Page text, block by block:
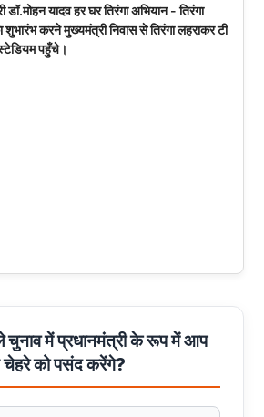
डॉ.मोहन यादव हर घर तिरंगा अभियान - तिरंगा
शुभारंभ करने मुख्यमंत्री निवास से तिरंगा लहराकर टी
पहुँचे।
में प्रधानमंत्री के रूप में आप
को पसंद करेंगे?